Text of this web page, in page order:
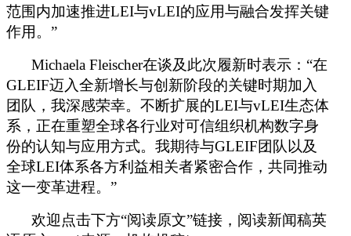
范围内加速推进LEI与vLEI的应用与融合发挥关键
作用。 ”
Michaela Fleischer在谈及此次履新时表示： “在
GLEIF迈入全新增长与创新阶段的关键时期加入
团队，我深感荣幸。不断扩展的LEI与vLEI生态体
系，正在重塑全球各行业对可信组织机构数字身
份的认知与应用方式。我期待与GLEIF团队以及
全球LEI体系各方利益相关者紧密合作，共同推动
这一变革进程。 ”
欢迎点击下方“阅读原文”链接，阅读新闻稿英